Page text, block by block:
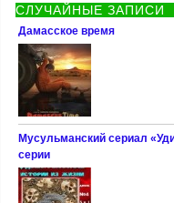
СЛУЧАЙНЫЕ ЗАПИСИ
Дамасское время
Мусульманский сериал
серии